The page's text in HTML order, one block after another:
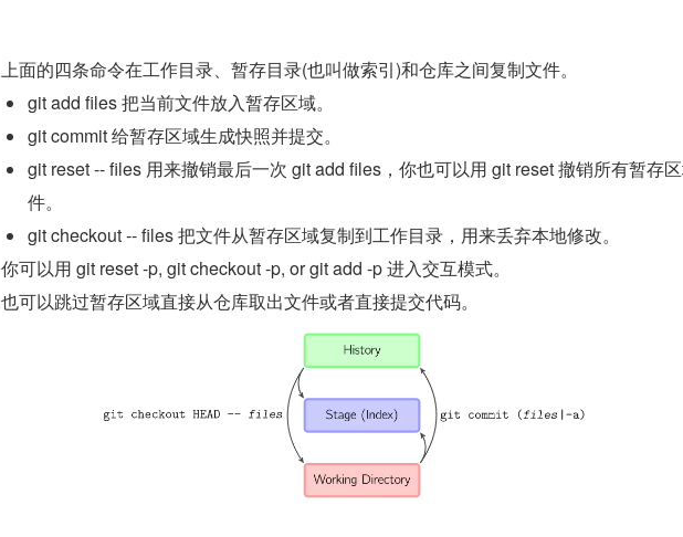
上面的四条命令在工作目录、暂存目录(也叫做索引)和仓库之间复制文件。
git add files 把当前文件放入暂存区域。
git commit 给暂存区域生成快照并提交。
git reset -- files 用来撤销最后一次 git add files，你也可以用 git reset 撤销所有暂存
件。
git checkout -- files 把文件从暂存区域复制到工作目录，用来丢弃本地修改。
你可以用 git reset -p, git checkout -p, or git add -p 进入交互模式。
也可以跳过暂存区域直接从仓库取出文件或者直接提交代码。